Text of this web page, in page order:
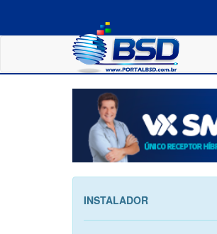
INSTALADOR